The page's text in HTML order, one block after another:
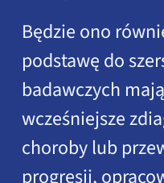
Będzie ono
podstawę do
badawczych
wcześniejsze
choroby lub
progresji,